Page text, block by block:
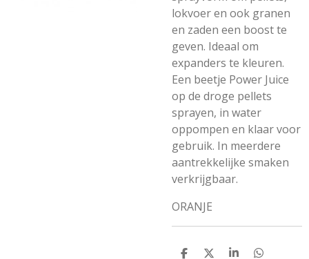
lokvoer en ook granen
en zaden een boost te
geven. Ideaal om
expanders te kleuren.
Een beetje Power Juice
op de droge pellets
sprayen, in water
oppompen en klaar voor
gebruik. In meerdere
aantrekkelijke smaken
verkrijgbaar.
ORANJE